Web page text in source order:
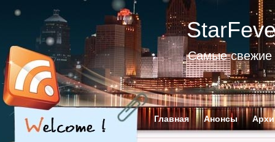
Самые свежие
Главная Анонсы